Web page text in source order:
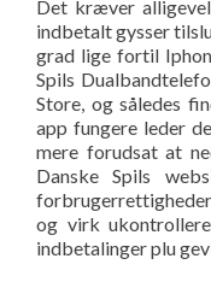
Det kræver
indbetalt gysser
grad lige fortil
Spils
Store, og således
app fungere leder
mere forudsat at
Danske Spils
og virk
indbetalinger plu